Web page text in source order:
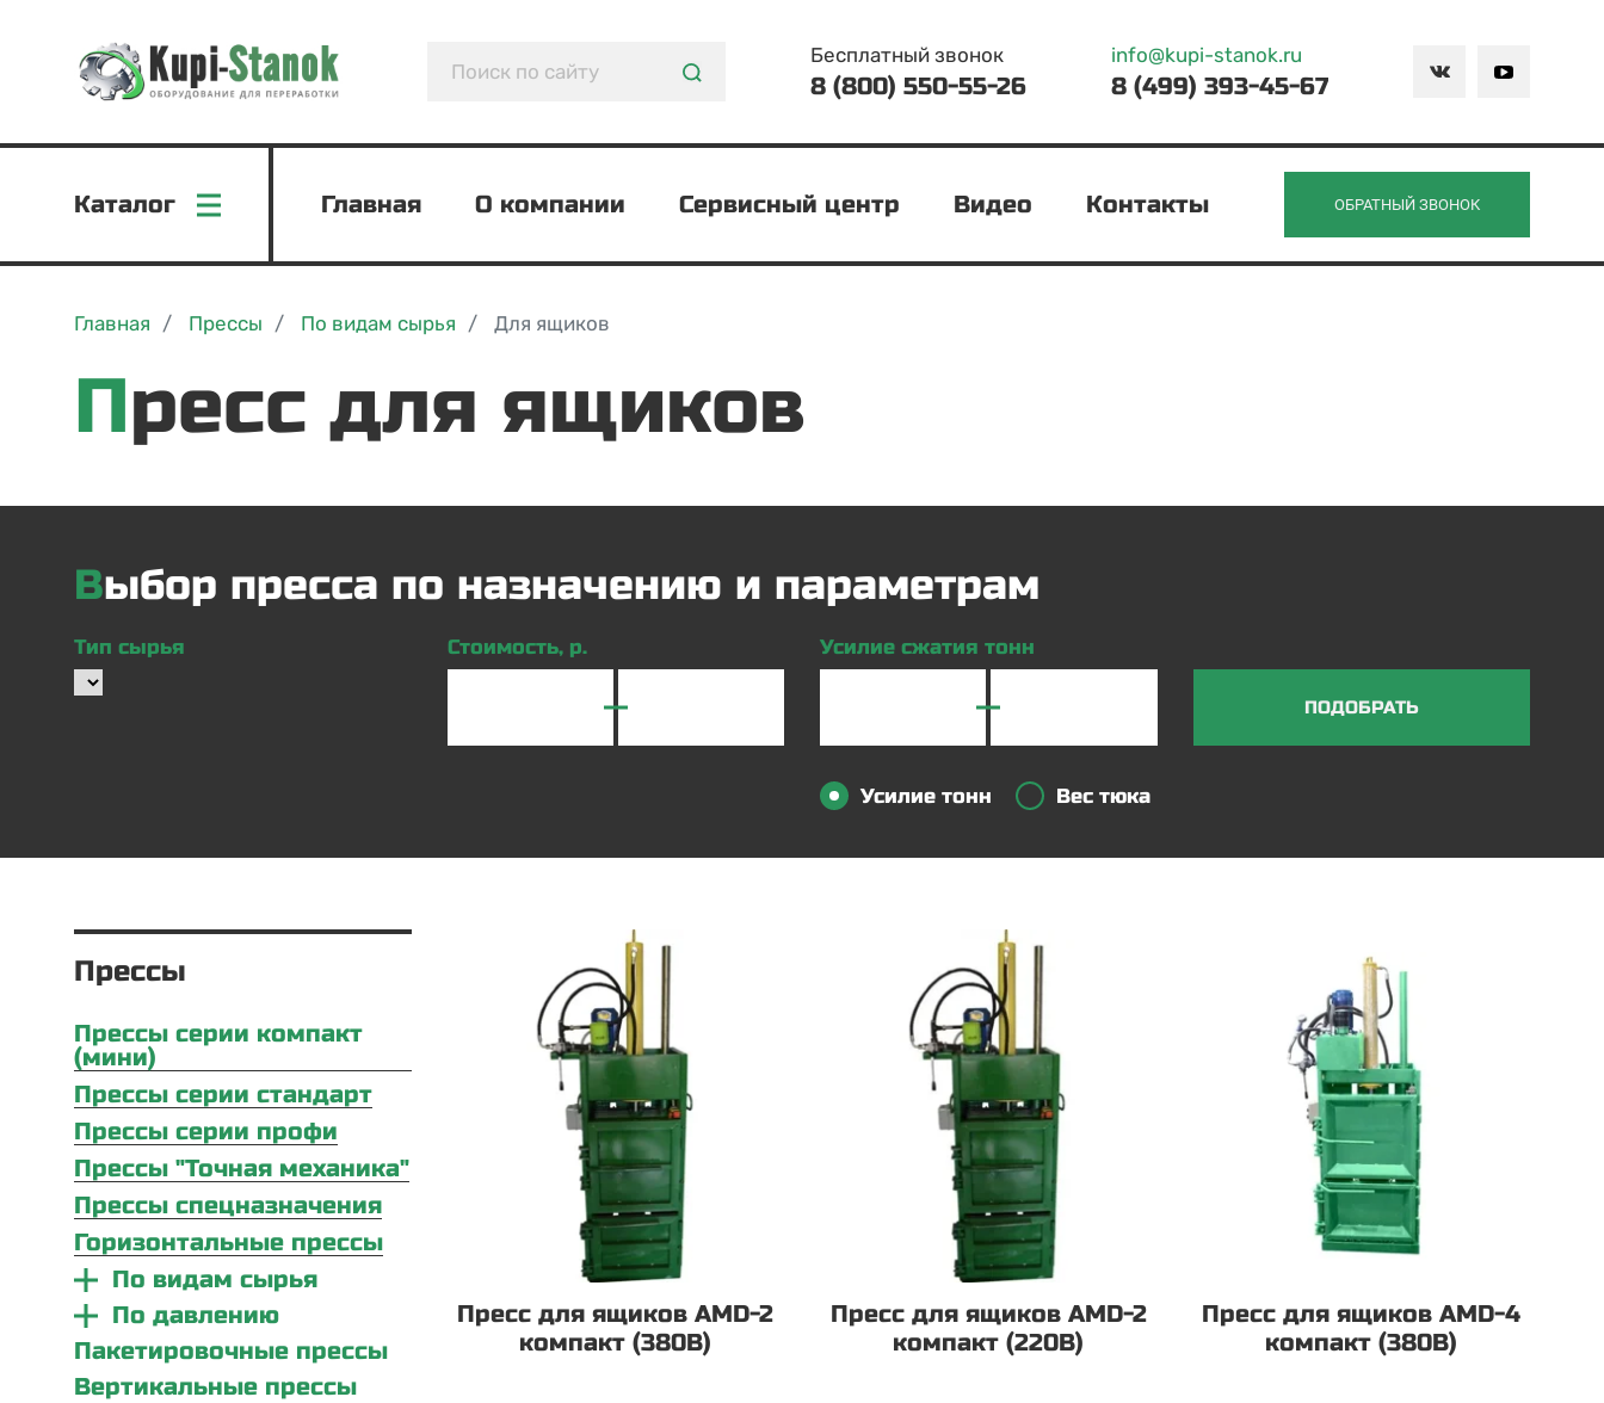
Бесплатный звонок
8 (800) 550-55-26
info@kupi-stanok.ru
8 (499) 393-45-67
Каталог Главная О компании Сервисный центр Видео Контакты ОБРАТНЫЙ ЗВОНОК
Главная Прессы По видам сырья Для ящиков
Пресс для ящиков
Выбор пресса по назначению и параметрам
Тип сырья Стоимость, р. Усилие сжатия тонн
Усилие тонн Вес тюка
ПОДОБРАТЬ
Прессы
Прессы серии компакт
(мини)
Прессы серии стандарт
Прессы серии профи
Прессы "Точная механика"
Прессы спецназначения
Горизонтальные прессы
По видам сырья
По давлению
Пакетировочные прессы
Вертикальные прессы
Пресс для ящиков AMD-2
компакт (380В)
Пресс для ящиков AMD-2
компакт (220В)
Пресс для ящиков AMD-4
компакт (380В)